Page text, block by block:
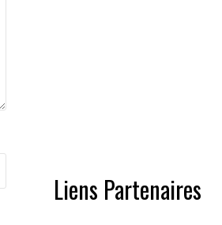
Liens Partenaires